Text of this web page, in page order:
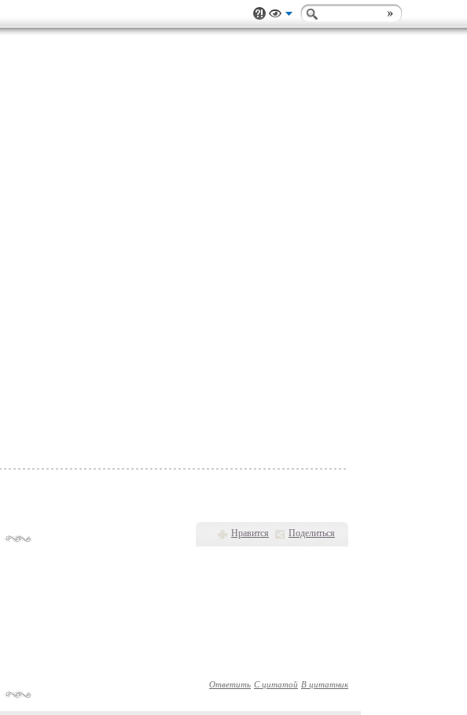
Нравится Поделиться
Ответить С цитатой В цитатник